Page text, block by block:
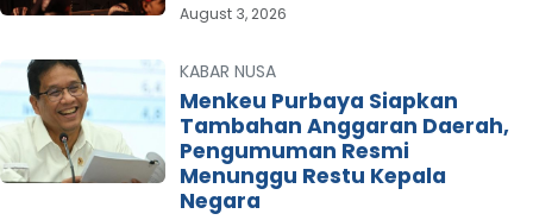
August 3, 2026
KABAR NUSA
Menkeu Purbaya Siapkan
Tambahan Anggaran Daerah,
Pengumuman Resmi
Menunggu Restu Kepala
Negara